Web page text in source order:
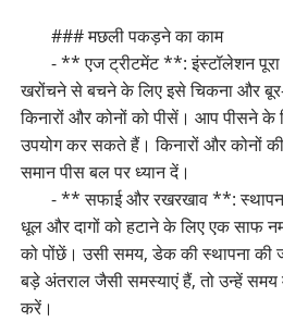
### मछली पकड़ने का काम
- ** एज ट्रीटमेंट **: इंस्टॉलेशन पूरा
खरोंचने से बचने के लिए इसे चिकना और
किनारों और कोनों को पीसें। आप पीसने के
उपयोग कर सकते हैं। किनारों और कोनों
समान पीस बल पर ध्यान दें।
- ** सफाई और रखरखाव **: स्थापना
धूल और दागों को हटाने के लिए एक साफ
को पोंछें। उसी समय, डेक की स्थापना की
बड़े अंतराल जैसी समस्याएं हैं, तो उन्हें समय
करें।